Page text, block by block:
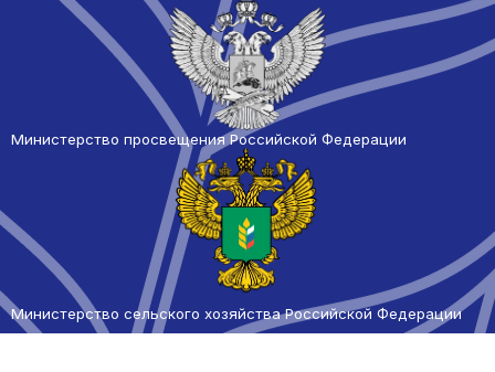
Министерство просвещения Российской Федерации
Министерство сельского хозяйства Российской Федерации